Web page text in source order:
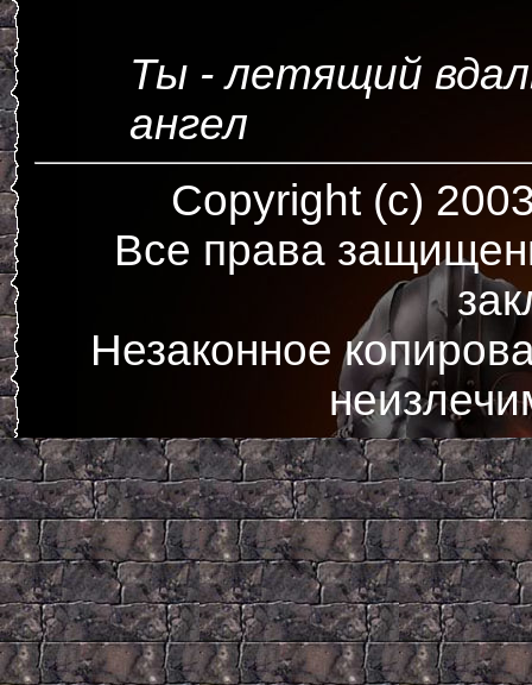
Ты - летящий
ангел
Copyright (c)
Все права
Незаконное